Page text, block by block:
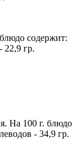
содержит:
22,9 гр.
На 100 г. блюдо
- 34,9 гр.